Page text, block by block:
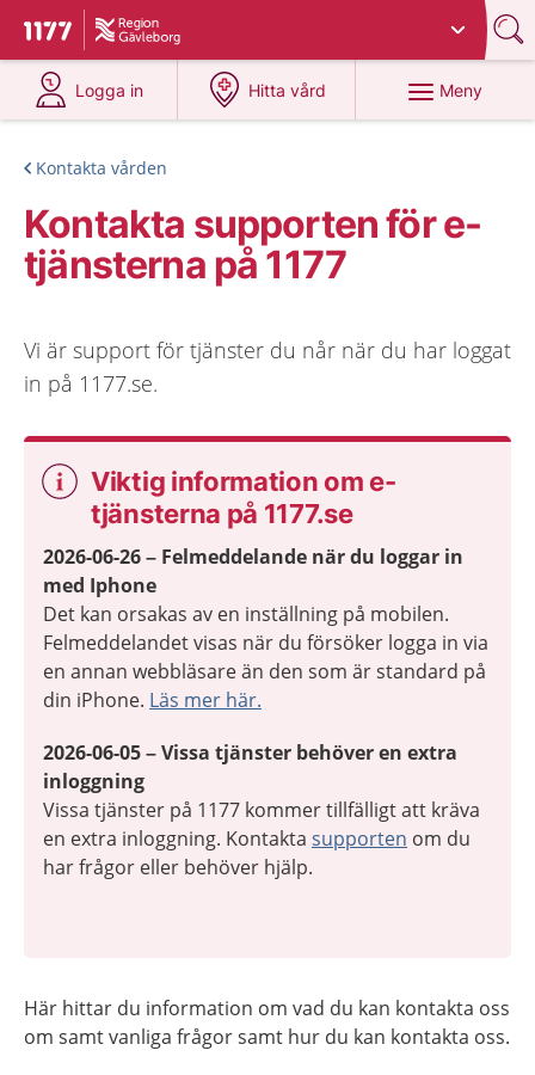
Till startsidan för 1177
Du har valt region
Logga in
på 1177.se
Hitta vård
på 1177.se
Meny
Kontakta vården
Kontakta supporten för e-
tjänsterna på 1177
Vi är support för tjänster du når när du har loggat
in på 1177.se.
Viktig information om e-
tjänsterna på 1177.se
2026-06-26 – Felmeddelande när du loggar in
med Iphone
Det kan orsakas av en inställning på mobilen.
Felmeddelandet visas när du försöker logga in via
en annan webbläsare än den som är standard på
din iPhone. Läs mer här.
2026-06-05 – Vissa tjänster behöver en extra
inloggning
Vissa tjänster på 1177 kommer tillfälligt att kräva
en extra inloggning. Kontakta supporten om du
har frågor eller behöver hjälp.
Här hittar du information om vad du kan kontakta oss
om samt vanliga frågor samt hur du kan kontakta oss.